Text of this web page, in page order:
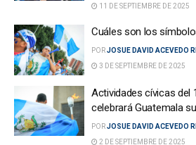
11 DE SEPTIEMBRE DE 2025
Cuáles son los
PORJOSUE DAVID ACEVEDO
3 DE SEPTIEMBRE DE 2025
Actividades cívicas del
celebrará Guatemala
PORJOSUE DAVID ACEVEDO
2 DE SEPTIEMBRE DE 2025